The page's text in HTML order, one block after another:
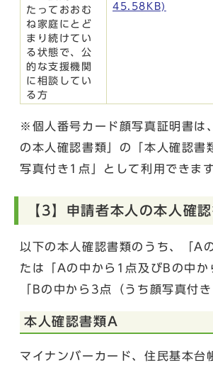
たっておおむ
ね家庭にとど
まり続けてい
る状態で、公
的な支援機関
に相談してい
る方
45.58KB)
※個人番号カード顔写真証明書は
の本人確認書類」の「本人確認書
写真付き1点」として利用できます
【3】申請者本人の本人確
以下の本人確認書類のうち、「A
たは「Aの中から1点及びBの中か
「Bの中から3点（うち顔写真付
本人確認書類A
マイナンバーカード、住民基本台